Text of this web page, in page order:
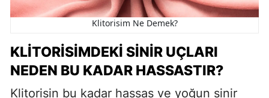
Klitorisim Ne Demek?
KLITORISIMDEKI SINIR UÇLARI
NEDEN BU KADAR HASSASTIR?
Klitorisin bu kadar hassas ve yoğun sinir